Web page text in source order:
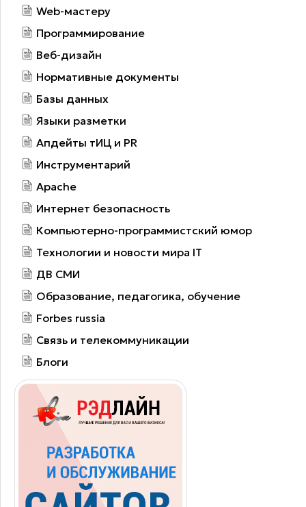
Web-мастеру
Программирование
Веб-дизайн
Нормативные документы
Базы данных
Языки разметки
Апдейты тИЦ и PR
Инструментарий
Apache
Интернет безопасность
Компьютерно-программистский юмор
Технологии и новости мира IT
ДВ СМИ
Образование, педагогика, обучение
Forbes russia
Связь и телекоммуникации
Блоги